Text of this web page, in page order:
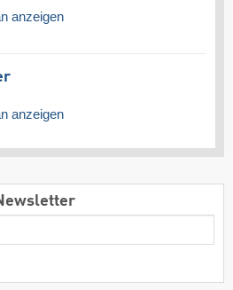
anzeigen
anzeigen